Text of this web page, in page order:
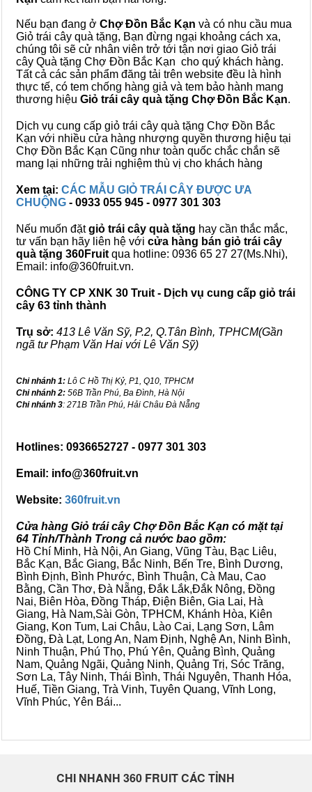
Nếu bạn đang ở Chợ Đồn Bắc Kạn và có nhu cầu mua
Giỏ trái cây quà tặng, Bạn đừng ngại khoảng cách xa,
chúng tôi sẽ cử nhân viên trở tới tận nơi giao Giỏ trái
cây Quà tặng Chợ Đồn Bắc Kạn cho quý khách hàng.
Tất cả các sản phẩm đăng tải trên website đều là hình
thực tế, có tem chống hàng giả và tem bảo hành mang
thương hiệu Giỏ trái cây quà tặng Chợ Đồn Bắc Kạn.
Dịch vụ cung cấp giỏ trái cây quà tặng Chợ Đồn Bắc
Kạn với nhiều cửa hàng nhượng quyền thương hiệu tại
Chợ Đồn Bắc Kạn Cũng như toàn quốc chắc chắn sẽ
mang lại những trải nghiệm thù vị cho khách hàng
Xem tại: CÁC MẪU GIỎ TRÁI CÂY ĐƯỢC ƯA
CHUỘNG - 0933 055 945 - 0977 301 303
Nếu muốn đặtgiỏ trái cây quà tặng hay cần thắc mắc,
tư vấn bạn hãy liên hệ với cửa hàng bán giỏ trái cây
quà tặng 360Fruit qua hotline: 0936 65 27 27(Ms.Nhi),
Email: info@360fruit.vn.
CÔNG TY CP XNK 30 Truit - Dịch vụ cung cấp giỏ trái
cây 63 tỉnh thành
Trụ sở: 413 Lê Văn Sỹ, P.2, Q.Tân Bình, TPHCM(Gần
ngã tư Phạm Văn Hai với Lê Văn Sỹ)
Chi nhánh 1: Lô C Hồ Thị Kỷ, P1, Q10, TPHCM
Chi nhánh 2: 56B Trần Phú, Ba Đình, Hà Nội
Chi nhánh 3: 271B Trần Phú, Hải Châu Đà Nẵng
Hotlines: 0936652727 - 0977 301 303
Email: info@360fruit.vn
Website: 360fruit.vn
Cửa hàng Giỏ trái cây Chợ Đồn Bắc Kạn có mặt tại
64 Tỉnh/Thành Trong cả nước bao gồm:
Hồ Chí Minh, Hà Nội, An Giang, Vũng Tàu, Bạc Liêu,
Bắc Kạn, Bắc Giang, Bắc Ninh, Bến Tre, Bình Dương,
Bình Định, Bình Phước, Bình Thuận, Cà Mau, Cao
Bằng, Cần Thơ, Đà Nẵng, Đắk Lắk,Đắk Nông, Đồng
Nai, Biên Hòa, Đồng Tháp, Điện Biên, Gia Lai, Hà
Giang, Hà Nam,Sài Gòn, TPHCM, Khánh Hòa, Kiên
Giang, Kon Tum, Lai Châu, Lào Cai, Lạng Sơn, Lâm
Đồng, Đà Lạt, Long An, Nam Định, Nghệ An, Ninh Bình,
Ninh Thuận, Phú Thọ, Phú Yên, Quảng Bình, Quảng
Nam, Quảng Ngãi, Quảng Ninh, Quảng Trị, Sóc Trăng,
Sơn La, Tây Ninh, Thái Bình, Thái Nguyên, Thanh Hóa,
Huế, Tiền Giang, Trà Vinh, Tuyên Quang, Vĩnh Long,
Vĩnh Phúc, Yên Bái...
CHI NHANH 360 FRUIT CÁC TỈNH